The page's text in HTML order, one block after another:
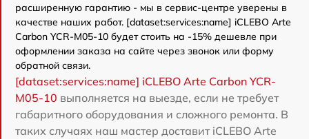
расширенную гарантию - мы в сервис-центре уверены в
качестве наших работ. [dataset:services:name] iCLEBO Arte
Carbon YCR-M05-10 будет стоить на -15% дешевле при
оформлении заказа на сайте через звонок или форму
обратной связи.
[dataset:services:name] iCLEBO Arte Carbon YCR-
M05-10 выполняется на выезде, если не требует
габаритного оборудования и сложного ремонта. В
таких случаях наш мастер доставит iCLEBO Arte